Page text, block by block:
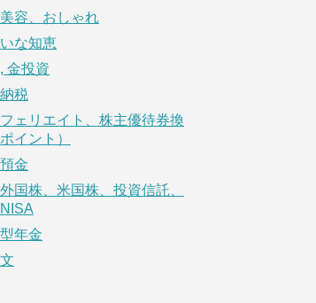
容、おしゃれ
な知恵
金投資
税
ェリエイト、株主優待券換
イント）
金
国株、米国株、投資信託、
年金